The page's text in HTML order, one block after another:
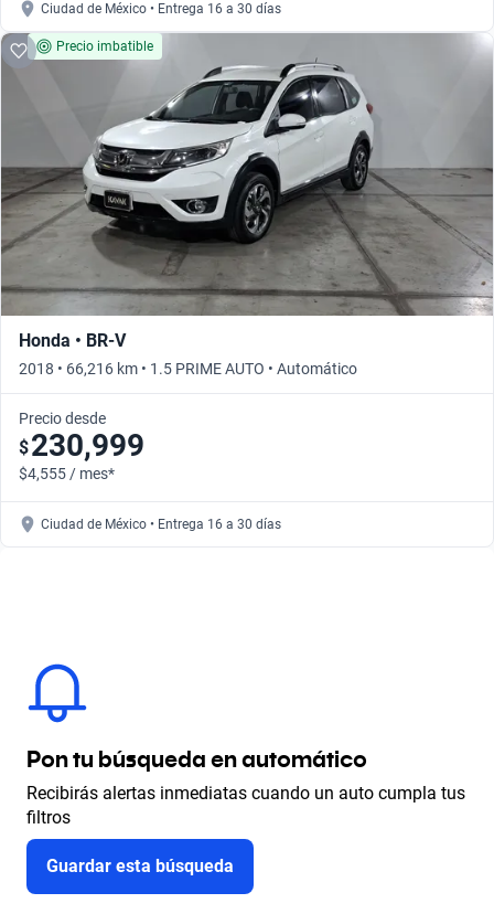
Ciudad de México • Entrega 16 a 30 días
Precio imbatible
Honda • BR-V
2018 • 66,216 km • 1.5 PRIME AUTO • Automático
Precio desde
$230,999
$4,555 / mes*
Ciudad de México • Entrega 16 a 30 días
Pon tu búsqueda en automático
Recibirás alertas inmediatas cuando un auto cumpla tus
filtros
Guardar esta búsqueda